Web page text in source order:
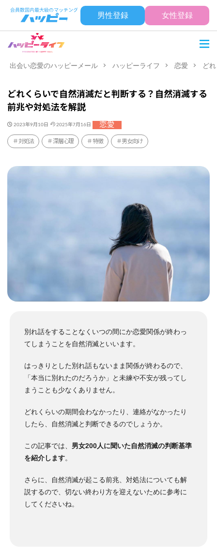
男性登録 女性登録
出会い恋愛のハッピーメール ハッピーライフ 恋愛 ど
どれくらいで自然消滅だと判断する？自然消滅する
前兆や対処法を解説
2023年9月10日 2025年7月16日 恋愛
対処法 深層心理 特徴 男女向け
別れ話をすることなくいつの間にか恋愛関係が終わっ
てしまうことを自然消滅といいます。
はっきりとした別れ話もないまま関係が終わるので、
「本当に別れたのだろうか」と未練や不安が残ってし
まうことも少なくありません。
どれくらいの期間会わなかったり、連絡がなかったり
したら、自然消滅と判断できるのでしょうか。
この記事では、 男女200人に聞いた自然消滅の判断基準
を紹介します。
さらに、自然消滅が起こる前兆、対処法についても解
説するので、切ない終わり方を迎えないために参考に
してくださいね。